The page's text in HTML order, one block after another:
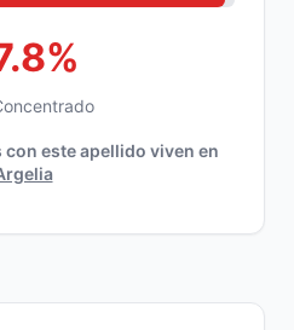
con este apellido viven en